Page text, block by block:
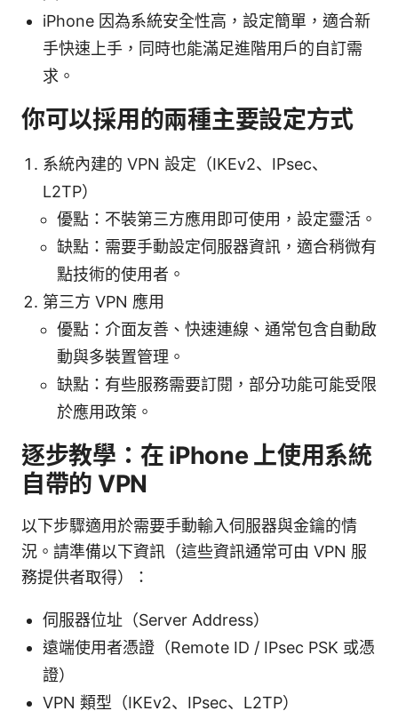
iPhone 因為系統安全性高，設定簡單，適合新
手快速上手，同時也能滿足進階用戶的自訂需
求。
你可以採用的兩種主要設定方式
系統內建的 VPN 設定（IKEv2、IPsec、
L2TP）
優點：不裝第三方應用即可使用，設定靈活。
缺點：需要手動設定伺服器資訊，適合稍微有
點技術的使用者。
第三方 VPN 應用
優點：介面友善、快速連線、通常包含自動啟
動與多裝置管理。
缺點：有些服務需要訂閱，部分功能可能受限
於應用政策。
逐步教學：在 iPhone 上使用系統
自帶的 VPN
以下步驟適用於需要手動輸入伺服器與金鑰的情
況。請準備以下資訊（這些資訊通常可由 VPN 服
務提供者取得）：
伺服器位址（Server Address）
遠端使用者憑證（Remote ID / IPsec PSK 或憑
證）
VPN 類型（IKEv2、IPsec、L2TP）